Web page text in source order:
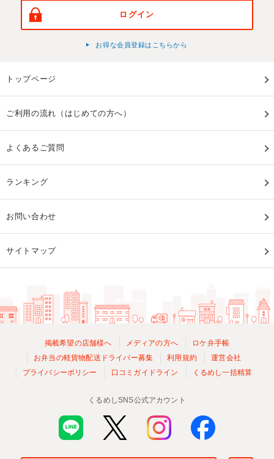
ログイン
お得な会員登録はこちらから
トップページ
ご利用の流れ（はじめての方へ）
よくあるご質問
ランキング
お問い合わせ
サイトマップ
掲載希望の店舗様へ メディアの方へ
ロケ弁手帳
お弁当の軽貨物配送ドライバー募集
利用規約
運営会社
プライバシーポリシー
口コミガイドライン くるめし一括精算
くるめしSNS公式アカウント